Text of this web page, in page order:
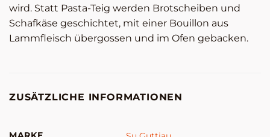
wird. Statt Pasta-Teig werden Brotscheiben und
Schafkäse geschichtet, mit einer Bouillon aus
Lammfleisch übergossen und im Ofen gebacken.
ZUSÄTZLICHE INFORMATIONEN